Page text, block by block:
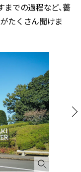
での過程など、薔
たくさん聞けま